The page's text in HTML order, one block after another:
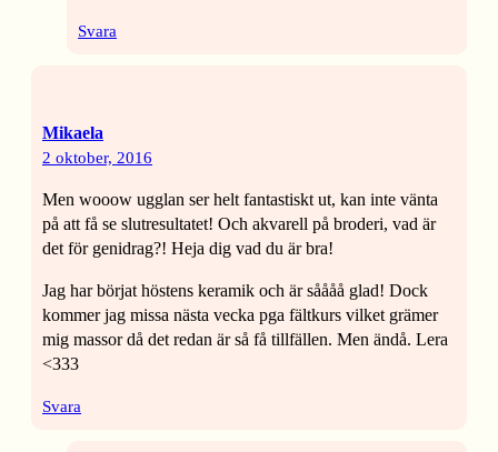
Svara
Mikaela
2 oktober, 2016
Men wooow ugglan ser helt fantastiskt ut, kan inte vänta
på att få se slutresultatet! Och akvarell på broderi, vad är
det för genidrag?! Heja dig vad du är bra!
Jag har börjat höstens keramik och är såååå glad! Dock
kommer jag missa nästa vecka pga fältkurs vilket grämer
mig massor då det redan är så få tillfällen. Men ändå. Lera
<333
Svara